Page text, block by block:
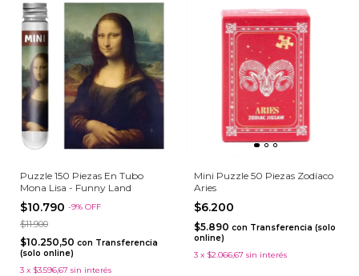
Puzzle 150 Piezas En Tubo
Mona Lisa - Funny Land
$10.790 -9% OFF
$11.900
$10.250,50 con Transferencia
(solo online)
3 x $3.596,67 sin interés
Mini Puzzle 50 Piezas Zodíaco
Aries
$6.200
$5.890 con Transferencia (solo
online)
3 x $2.066,67 sin interés